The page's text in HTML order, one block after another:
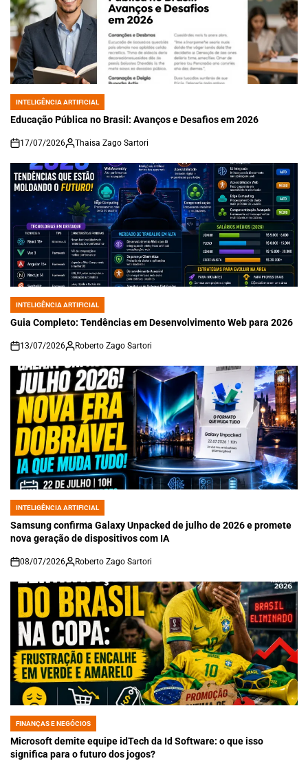
POSTED
IN
INTELIGÊNCIA ARTIFICIAL
Educação Pública no Brasil: Avanços e Desafios em 2026
on
17/07/2026 Thaisa Zago Sartori
POSTED
IN
INTELIGÊNCIA ARTIFICIAL
Guia Completo: Tendências em Desenvolvimento Web para 2026
on
13/07/2026 Roberto Zago Sartori
POSTED
IN
INTELIGÊNCIA ARTIFICIAL
Samsung confirma Galaxy Unpacked de julho de 2026 e promete
nova geração de dispositivos com IA
on
08/07/2026 Roberto Zago Sartori
POSTED
IN
FINANÇAS E NEGÓCIOS
Microsoft demite equipe idTech da Id Software: o que isso
significa para o futuro dos jogos?